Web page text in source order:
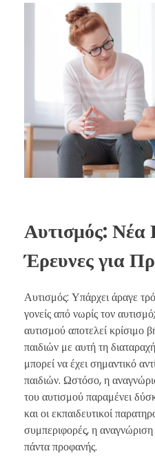
Αυτισμός: Νέα
Έρευνες για
Αυτισμός: Υπάρχει άραγε
γονείς από νωρίς τον
αυτισμού αποτελεί κρίσιμο
παιδιών με αυτή τη
μπορεί να έχει σημαντικό
παιδιών. Ωστόσο, η
του αυτισμού παραμένει
και οι εκπαιδευτικοί
συμπεριφορές, η
πάντα προφανής.